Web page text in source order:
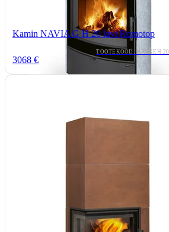
Kamin NAVIA G H 20 kivi Romotop
TOOTEKOOD: NAVXEH-20
3068 €